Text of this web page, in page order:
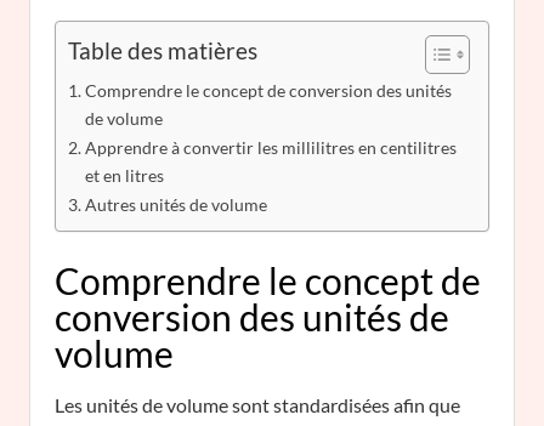
Table des matières
Comprendre le concept de conversion des unités
de volume
Apprendre à convertir les millilitres en centilitres
et en litres
Autres unités de volume
Comprendre le concept de
conversion des unités de
volume
Les unités de volume sont standardisées afin que